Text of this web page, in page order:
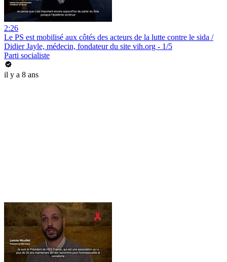
2:26
Le PS est mobilisé aux côtés des acteurs de la lutte contre le sida /
Didier Jayle, médecin, fondateur du site vih.org - 1/5
Parti socialiste
il y a 8 ans